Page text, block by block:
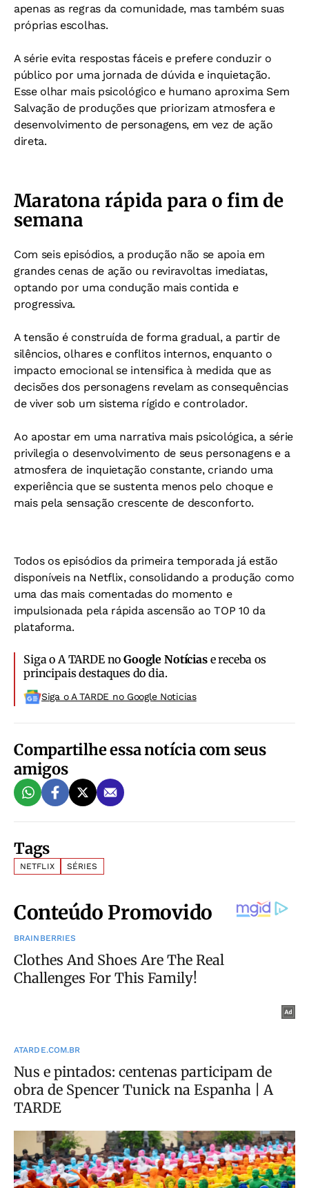
apenas as regras da comunidade, mas também suas
próprias escolhas.
A série evita respostas fáceis e prefere conduzir o
público por uma jornada de dúvida e inquietação.
Esse olhar mais psicológico e humano aproxima Sem
Salvação de produções que priorizam atmosfera e
desenvolvimento de personagens, em vez de ação
direta.
Maratona rápida para o fim de
semana
Com seis episódios, a produção não se apoia em
grandes cenas de ação ou reviravoltas imediatas,
optando por uma condução mais contida e
progressiva.
A tensão é construída de forma gradual, a partir de
silêncios, olhares e conflitos internos, enquanto o
impacto emocional se intensifica à medida que as
decisões dos personagens revelam as consequências
de viver sob um sistema rígido e controlador.
Ao apostar em uma narrativa mais psicológica, a série
privilegia o desenvolvimento de seus personagens e a
atmosfera de inquietação constante, criando uma
experiência que se sustenta menos pelo choque e
mais pela sensação crescente de desconforto.
Todos os episódios da primeira temporada já estão
disponíveis na Netflix, consolidando a produção como
uma das mais comentadas do momento e
impulsionada pela rápida ascensão ao TOP 10 da
plataforma.
Siga o A TARDE noGoogle Notíciase receba os
principais destaques do dia.
Siga o A TARDE no Google Noticias
Compartilhe essa notícia com seus
amigos
Tags
NETFLIX SÉRIES